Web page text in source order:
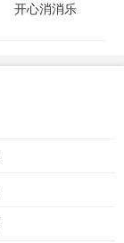
开心消消乐